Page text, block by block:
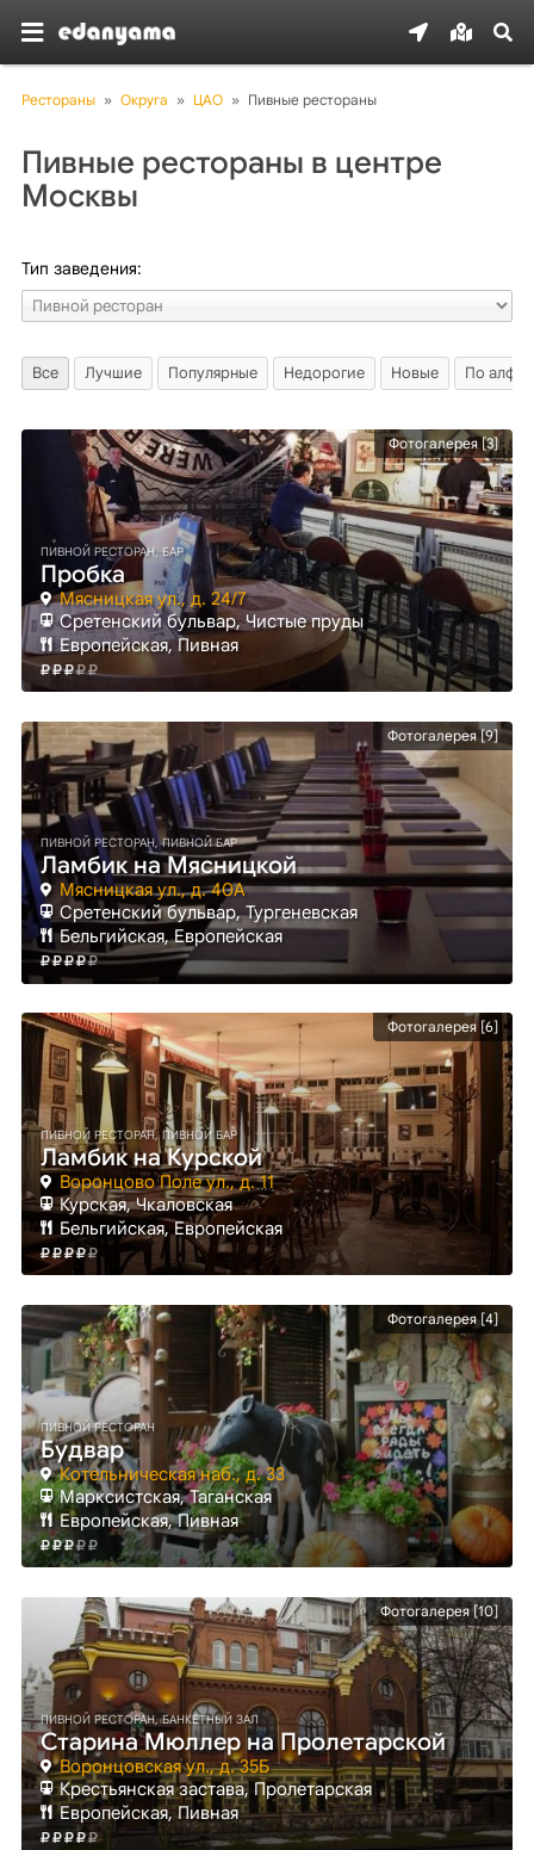
Рестораны » Округа » ЦАО » Пивные рестораны
Пивные рестораны в центре
Москвы
Тип заведения:
Все Лучшие Популярные Недорогие Новые По
Фотогалерея [3]
ПИВНОЙ РЕСТОРАН, БАР
Пробка
Мясницкая ул., д. 24/7
Сретенский бульвар, Чистые пруды
Европейская, Пивная
Фотогалерея [9]
ПИВНОЙ РЕСТОРАН, ПИВНОЙ БАР
Ламбик на Мясницкой
Мясницкая ул., д. 40А
Сретенский бульвар, Тургеневская
Бельгийская, Европейская
Фотогалерея [6]
ПИВНОЙ РЕСТОРАН, ПИВНОЙ БАР
Ламбик на Курской
Воронцово Поле ул., д. 11
Курская, Чкаловская
Бельгийская, Европейская
Фотогалерея [4]
ПИВНОЙ РЕСТОРАН
Будвар
Котельническая наб., д. 33
Марксистская, Таганская
Европейская, Пивная
Фотогалерея [10]
ПИВНОЙ РЕСТОРАН, БАНКЕТНЫЙ ЗАЛ
Старина Мюллер на Пролетарской
Воронцовская ул., д. 35Б
Крестьянская застава, Пролетарская
Европейская, Пивная